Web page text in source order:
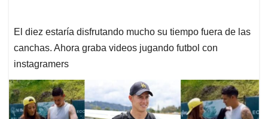
El diez estaría disfrutando mucho su tiempo fuera de las
canchas. Ahora graba videos jugando futbol con
instagramers